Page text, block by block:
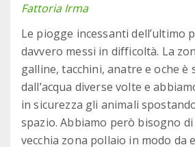
Fattoria Irma
Le piogge incessanti dell’ultimo
davvero messi in difficoltà. La
galline, tacchini, anatre e oche è
dall’acqua diverse volte e
in sicurezza gli animali
spazio. Abbiamo però bisogno
vecchia zona pollaio in modo da